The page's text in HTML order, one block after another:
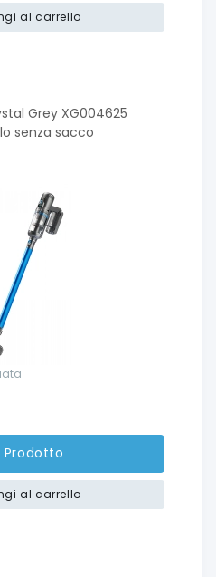
al carrello
Grey XG004625
senza sacco
Prodotto
al carrello